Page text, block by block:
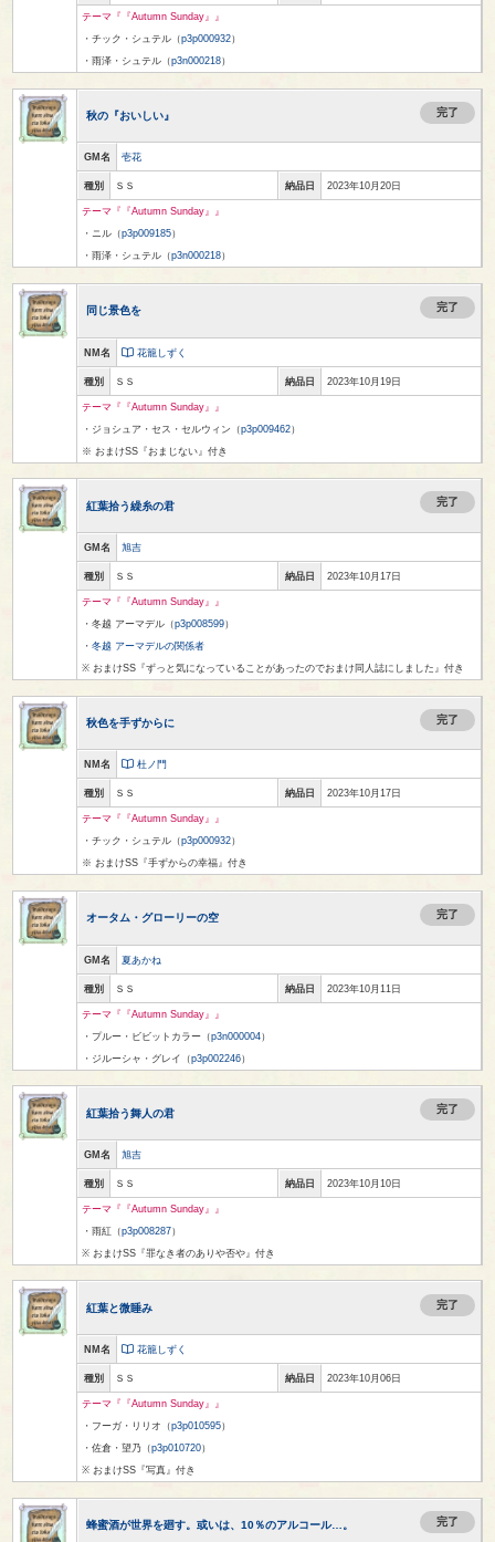
テーマ『『Autumn Sunday』』
・チック・シュテル（p3p000932）
・雨泽・シュテル（p3n000218）
秋の『おいしい』 完了
GM名 壱花
種別 ＳＳ 納品日 2023年10月20日
テーマ『『Autumn Sunday』』
・ニル（p3p009185）
・雨泽・シュテル（p3n000218）
同じ景色を 完了
NM名 花籠しずく
種別 ＳＳ 納品日 2023年10月19日
テーマ『『Autumn Sunday』』
・ジョシュア・セス・セルウィン（p3p009462）
※ おまけSS『おまじない』付き
紅葉拾う繰糸の君 完了
GM名 旭吉
種別 ＳＳ 納品日 2023年10月17日
テーマ『『Autumn Sunday』』
・冬越 アーマデル（p3p008599）
・冬越 アーマデルの関係者
※ おまけSS『ずっと気になっていることがあったのでおまけ同人誌にしました』付き
秋色を手ずからに 完了
NM名 杜ノ門
種別 ＳＳ 納品日 2023年10月17日
テーマ『『Autumn Sunday』』
・チック・シュテル（p3p000932）
※ おまけSS『手ずからの幸福』付き
オータム・グローリーの空 完了
GM名 夏あかね
種別 ＳＳ 納品日 2023年10月11日
テーマ『『Autumn Sunday』』
・プルー・ビビットカラー（p3n000004）
・ジルーシャ・グレイ（p3p002246）
紅葉拾う舞人の君 完了
GM名 旭吉
種別 ＳＳ 納品日 2023年10月10日
テーマ『『Autumn Sunday』』
・雨紅（p3p008287）
※ おまけSS『罪なき者のありや否や』付き
紅葉と微睡み 完了
NM名 花籠しずく
種別 ＳＳ 納品日 2023年10月06日
テーマ『『Autumn Sunday』』
・フーガ・リリオ（p3p010595）
・佐倉・望乃（p3p010720）
※ おまけSS『写真』付き
蜂蜜酒が世界を廻す。或いは、10％のアルコール…。 完了